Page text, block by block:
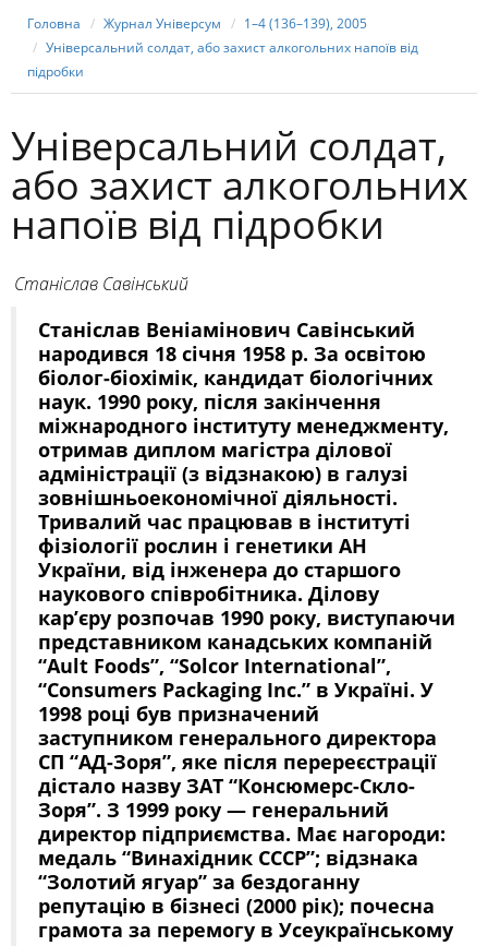
Головна Журнал Універсум
1–4 (136–139), 2005
Універсальний солдат, або захист алкогольних напоїв від
підробки
Універсальний солдат,
або захист алкогольних
напоїв від підробки
Станіслав Савінський
Станіслав Веніамінович Савінський
народився 18 січня 1958 р. За освітою
біолог-біохімік, кандидат біологічних
наук. 1990 року, після закінчення
міжнародного інституту менеджменту,
отримав диплом магістра ділової
адміністрації (з відзнакою) в галузі
зовнішньоекономічної діяльності.
Тривалий час працював в інституті
фізіології рослин і генетики АН
України, від інженера до старшого
наукового співробітника. Ділову
кар’єру розпочав 1990 року, виступаючи
представником канадських компаній
“Ault Foods”, “Solcor International”,
“Consumers Packaging Inc.” в Україні. У
1998 році був призначений
заступником генерального директора
СП “АД-Зоря”, яке після перереєстрації
дістало назву ЗАТ “Консюмерс-Скло-
Зоря”. З 1999 року — генеральний
директор підприємства. Має нагороди:
медаль “Винахідник СССР”; відзнака
“Золотий ягуар” за бездоганну
репутацію в бізнесі (2000 рік); почесна
грамота за перемогу в Усеукраїнському